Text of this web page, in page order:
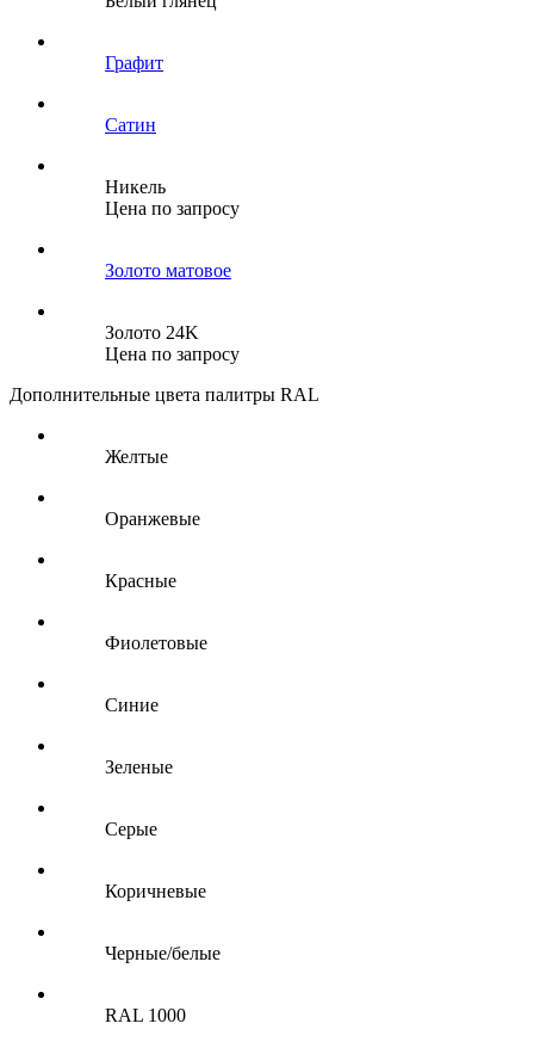
Графит
Сатин
Никель
Цена по запросу
Золото матовое
Золото 24K
Цена по запросу
Дополнительные цвета палитры RAL
Желтые
Оранжевые
Красные
Фиолетовые
Синие
Зеленые
Серые
Коричневые
Черные/белые
RAL 1000